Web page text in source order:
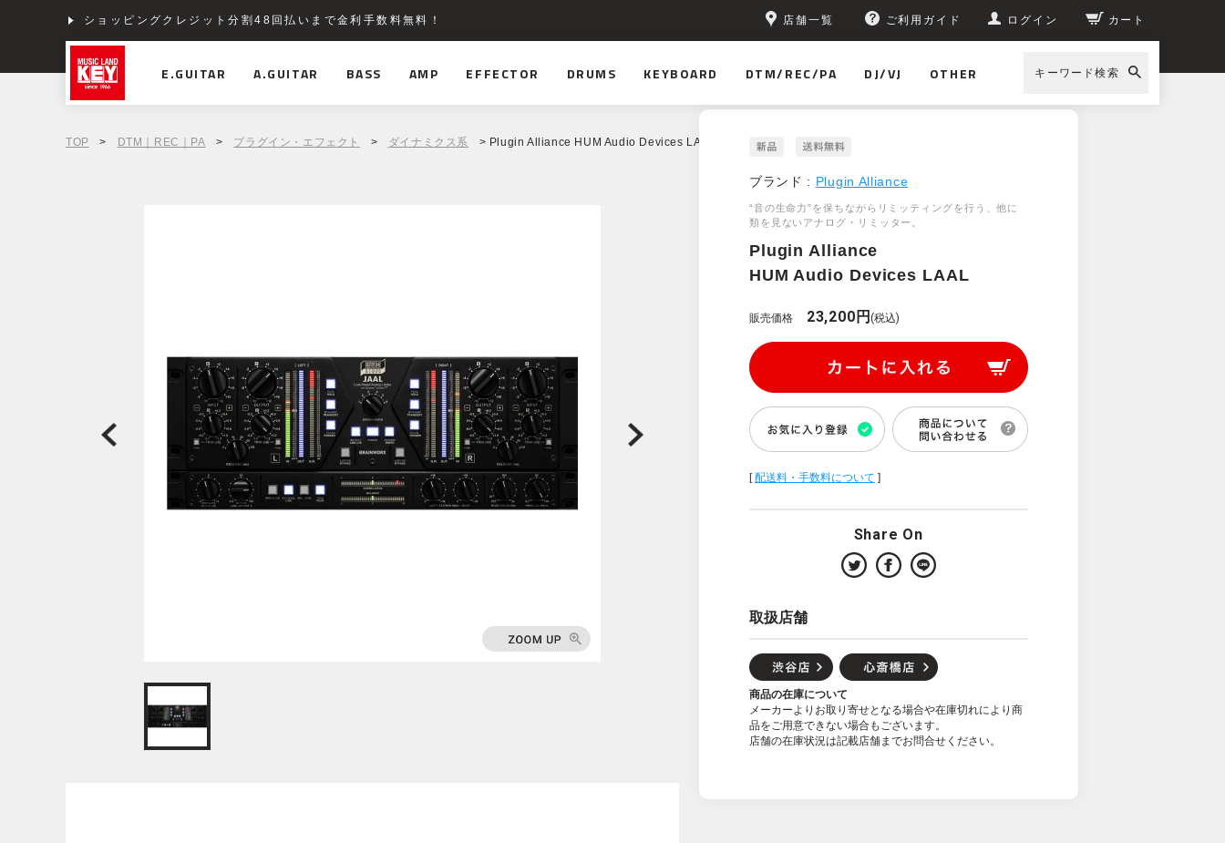
ショッピングクレジット分割48回払いまで金利手数料無料！ 店舗一覧 ご利用ガイド ログイン カート
E.GUITAR A.GUITAR BASS AMP EFFECTOR DRUMS KEYBOARD DTM/REC/PA DJ/VJ OTHER キーワード検索
TOP > DTM｜REC｜PA > プラグイン・エフェクト > ダイナミクス系 > Plugin Alliance HUM Audio Devices LAAL
ブランド : Plugin Alliance
“音の生命力”を保ちながらリミッティングを行う、他に
類を見ないアナログ・リミッター。
Plugin Alliance
HUM Audio Devices LAAL
販売価格 23,200円(税込)
[配送料・手数料について ]
Share On
取扱店舗
商品の在庫について
メーカーよりお取り寄せとなる場合や在庫切れにより商
品をご用意できない場合もございます。
店舗の在庫状況は記載店舗までお問合せください。